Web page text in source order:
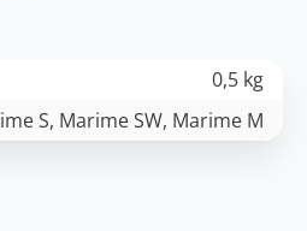
0,5 kg
S, Marime SW, Marime M